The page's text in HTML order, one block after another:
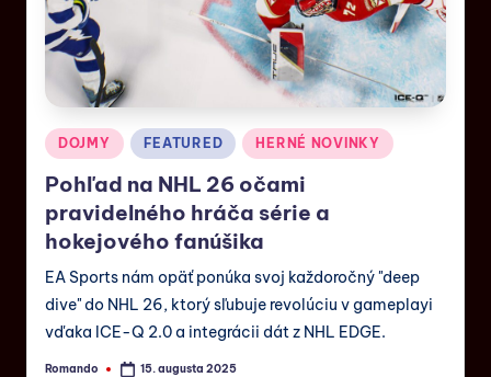
DOJMY FEATURED HERNÉ NOVINKY
Pohľad na NHL 26 očami
pravidelného hráča série a
hokejového fanúšika
EA Sports nám opäť ponúka svoj každoročný "deep
dive" do NHL 26, ktorý sľubuje revolúciu v gameplayi
vďaka ICE-Q 2.0 a integrácii dát z NHL EDGE.
Romando 15. augusta 2025